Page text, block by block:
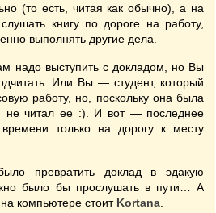
(то есть, читая как обычно), а на
книгу по дороге на работу,
выполнять другие дела.
надо выступить с докладом, но Вы
Или Вы — студент, который
работу, но, поскольку она была
не читал ее :). И вот — последнее
только на дорогу к месту
превратить доклад в эдакую
было бы прослушать в пути… А
компьютере стоит Kortana